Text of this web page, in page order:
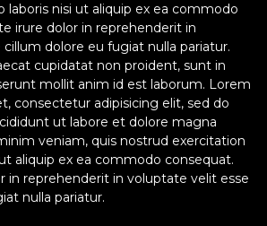
laboris nisi ut aliquip ex ea commodo
irure dolor in reprehenderit in
dolore eu fugiat nulla pariatur.
cupidatat non proident, sunt in
mollit anim id est laborum. Lorem
consectetur adipisicing elit, sed do
ut labore et dolore magna
veniam, quis nostrud exercitation
aliquip ex ea commodo consequat.
in reprehenderit in voluptate velit esse
nulla pariatur.